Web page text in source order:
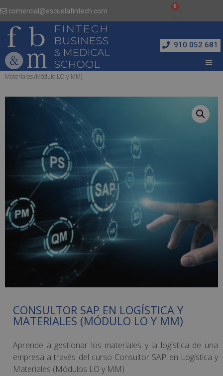
comercial@escuelafintech.com
910 052 681
Inicio/ Administración y Dirección de Empresas
/ Consultor SAP en Logística y
Materiales (Módulo LO y MM)
CONSULTOR SAP EN LOGÍSTICA Y
MATERIALES (MÓDULO LO Y MM)
Aprende a gestionar los materiales y la logística de una
empresa a través del curso Consultor SAP en Logística y
Materiales (Módulos LO y MM).